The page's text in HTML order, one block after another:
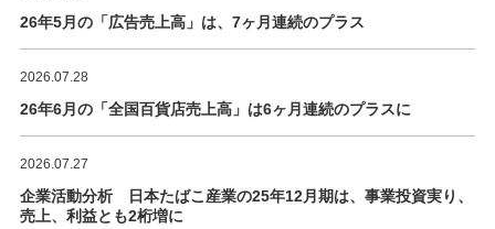
26年5月の「広告売上高」は、7ヶ月連続のプラス
2026.07.28
26年6月の「全国百貨店売上高」は6ヶ月連続のプラスに
2026.07.27
企業活動分析 日本たばこ産業の25年12月期は、事業投資実り、
売上、利益とも2桁増に